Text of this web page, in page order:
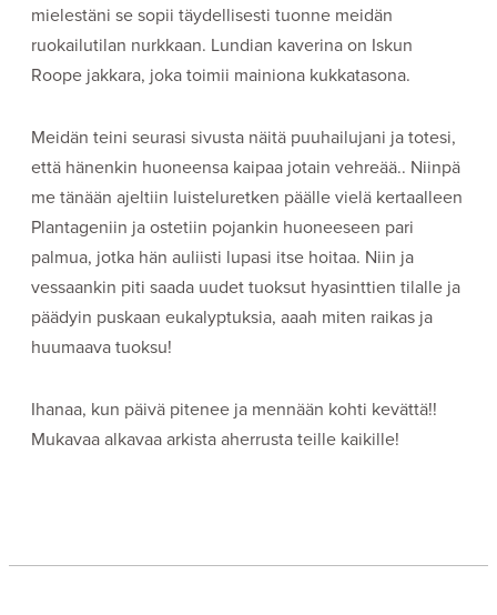
mielestäni se sopii täydellisesti tuonne meidän
ruokailutilan nurkkaan. Lundian kaverina on Iskun
Roope jakkara, joka toimii mainiona kukkatasona.
Meidän teini seurasi sivusta näitä puuhailujani ja totesi,
että hänenkin huoneensa kaipaa jotain vehreää.. Niinpä
me tänään ajeltiin luisteluretken päälle vielä kertaalleen
Plantageniin ja ostetiin pojankin huoneeseen pari
palmua, jotka hän auliisti lupasi itse hoitaa. Niin ja
vessaankin piti saada uudet tuoksut hyasinttien tilalle ja
päädyin puskaan eukalyptuksia, aaah miten raikas ja
huumaava tuoksu!
Ihanaa, kun päivä pitenee ja mennään kohti kevättä!!
Mukavaa alkavaa arkista aherrusta teille kaikille!